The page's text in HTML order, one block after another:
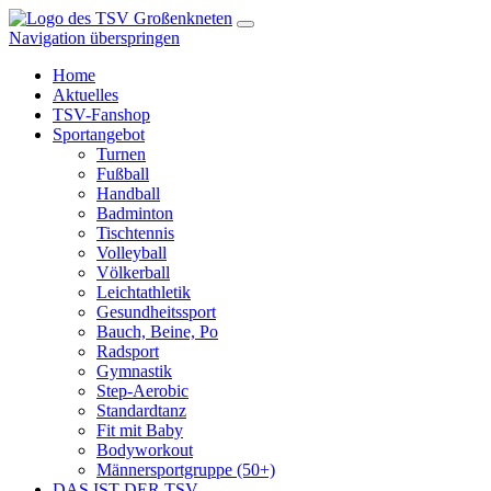
Navigation überspringen
Home
Aktuelles
TSV-Fanshop
Sportangebot
Turnen
Fußball
Handball
Badminton
Tischtennis
Volleyball
Völkerball
Leichtathletik
Gesundheitssport
Bauch, Beine, Po
Radsport
Gymnastik
Step-Aerobic
Standardtanz
Fit mit Baby
Bodyworkout
Männersportgruppe (50+)